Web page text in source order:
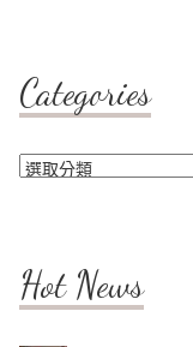
Categories
Categories
Hot News